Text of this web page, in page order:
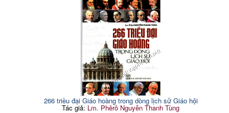
266 triều đại Giáo hoàng trong dòng lịch sử Giáo hội
Tác giả: Lm. Phêrô Nguyễn Thanh Tùng